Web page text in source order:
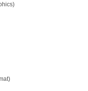
(Scalable Vector Graphics)
(Tagged Image Format)